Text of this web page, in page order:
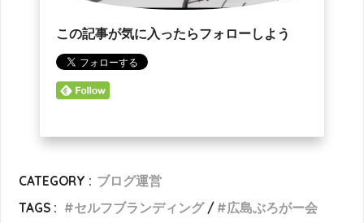
この記事が気に入ったらフォローしよう
CATEGORY : ブログ運営
TAGS :
セルフブランディング 広島ぶろがー会